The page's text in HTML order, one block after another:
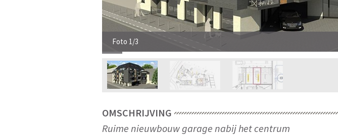
Foto 1/3
OMSCHRIJVING
Ruime nieuwbouw garage nabij het centrum